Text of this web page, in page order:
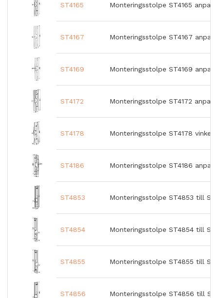
ST4165 Monteringsstolpe ST4165
ST4167 Monteringsstolpe ST4167
ST4169 Monteringsstolpe ST4169
ST4172 Monteringsstolpe ST4172
ST4178 Monteringsstolpe ST4178
ST4186 Monteringsstolpe ST4186
ST4853 Monteringsstolpe ST4853 till
ST4854 Monteringsstolpe ST4854 till
ST4855 Monteringsstolpe ST4855 till
ST4856 Monteringsstolpe ST4856 till